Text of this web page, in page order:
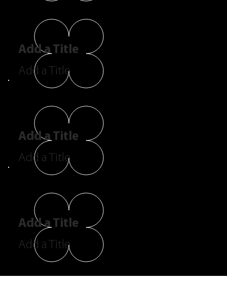
Add a Title
Add a Title
Add a Title
Add a Title
Add a Title
Add a Title